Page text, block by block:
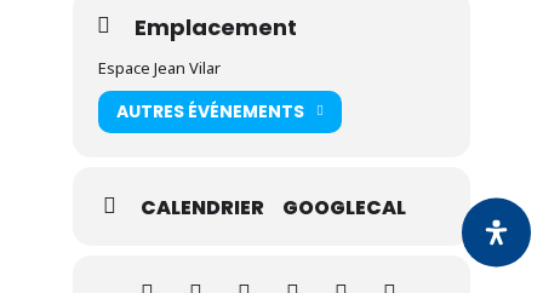
Emplacement
Espace Jean Vilar
AUTRES ÉVÉNEMENTS
CALENDRIER GOOGLECAL